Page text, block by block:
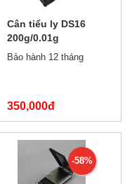
Cân tiểu ly DS16
200g/0.01g
Bảo hành 12 tháng
350,000đ
460,000đ
-58%